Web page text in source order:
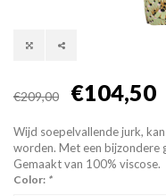
€209,00 €104,50
Wijd soepelvallende jurk,
worden. Met een bijzondere
Gemaakt van 100% viscose.
Color: *